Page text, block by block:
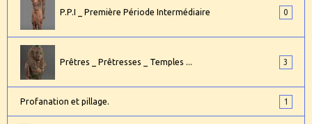
P.P.I _ Première Période Intermédiaire 0
Prêtres _ Prêtresses _ Temples ... 3
Profanation et pillage. 1